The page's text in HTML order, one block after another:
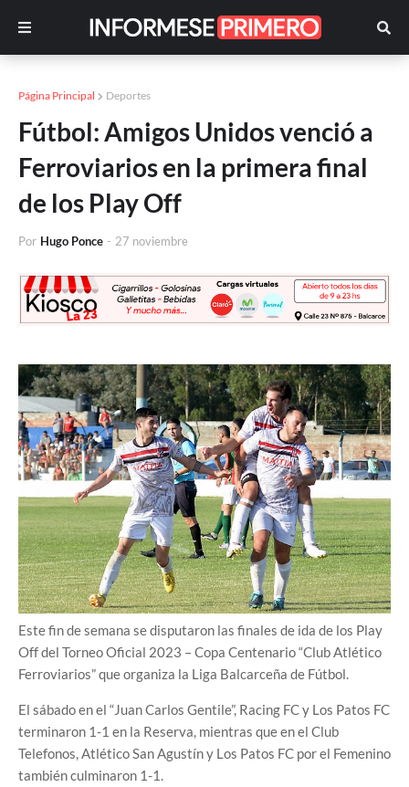
Página Principal Deportes
Fútbol: Amigos Unidos venció a
Ferroviarios en la primera final
de los Play Off
Por Hugo Ponce - 27 noviembre
Este fin de semana se disputaron las finales de ida de los Play
Off del Torneo Oficial 2023 – Copa Centenario “Club Atlético
Ferroviarios” que organiza la Liga Balcarceña de Fútbol.
El sábado en el “Juan Carlos Gentile”, Racing FC y Los Patos FC
terminaron 1-1 en la Reserva, mientras que en el Club
Telefonos, Atlético San Agustín y Los Patos FC por el Femenino
también culminaron 1-1.